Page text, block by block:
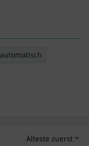
automatisch
Älteste zuerst